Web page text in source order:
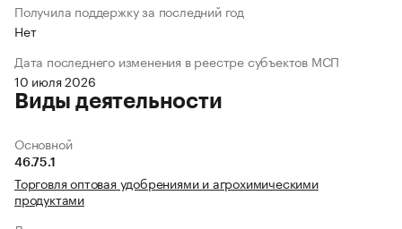
Получила поддержку за последний год
Нет
Дата последнего изменения в реестре субъектов МСП
10 июля 2026
Виды деятельности
Основной
46.75.1
Торговля оптовая удобрениями и агрохимическими
продуктами